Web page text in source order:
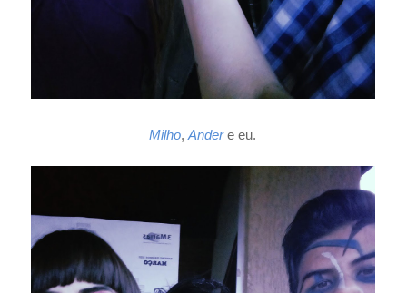
Milho, Andere eu.